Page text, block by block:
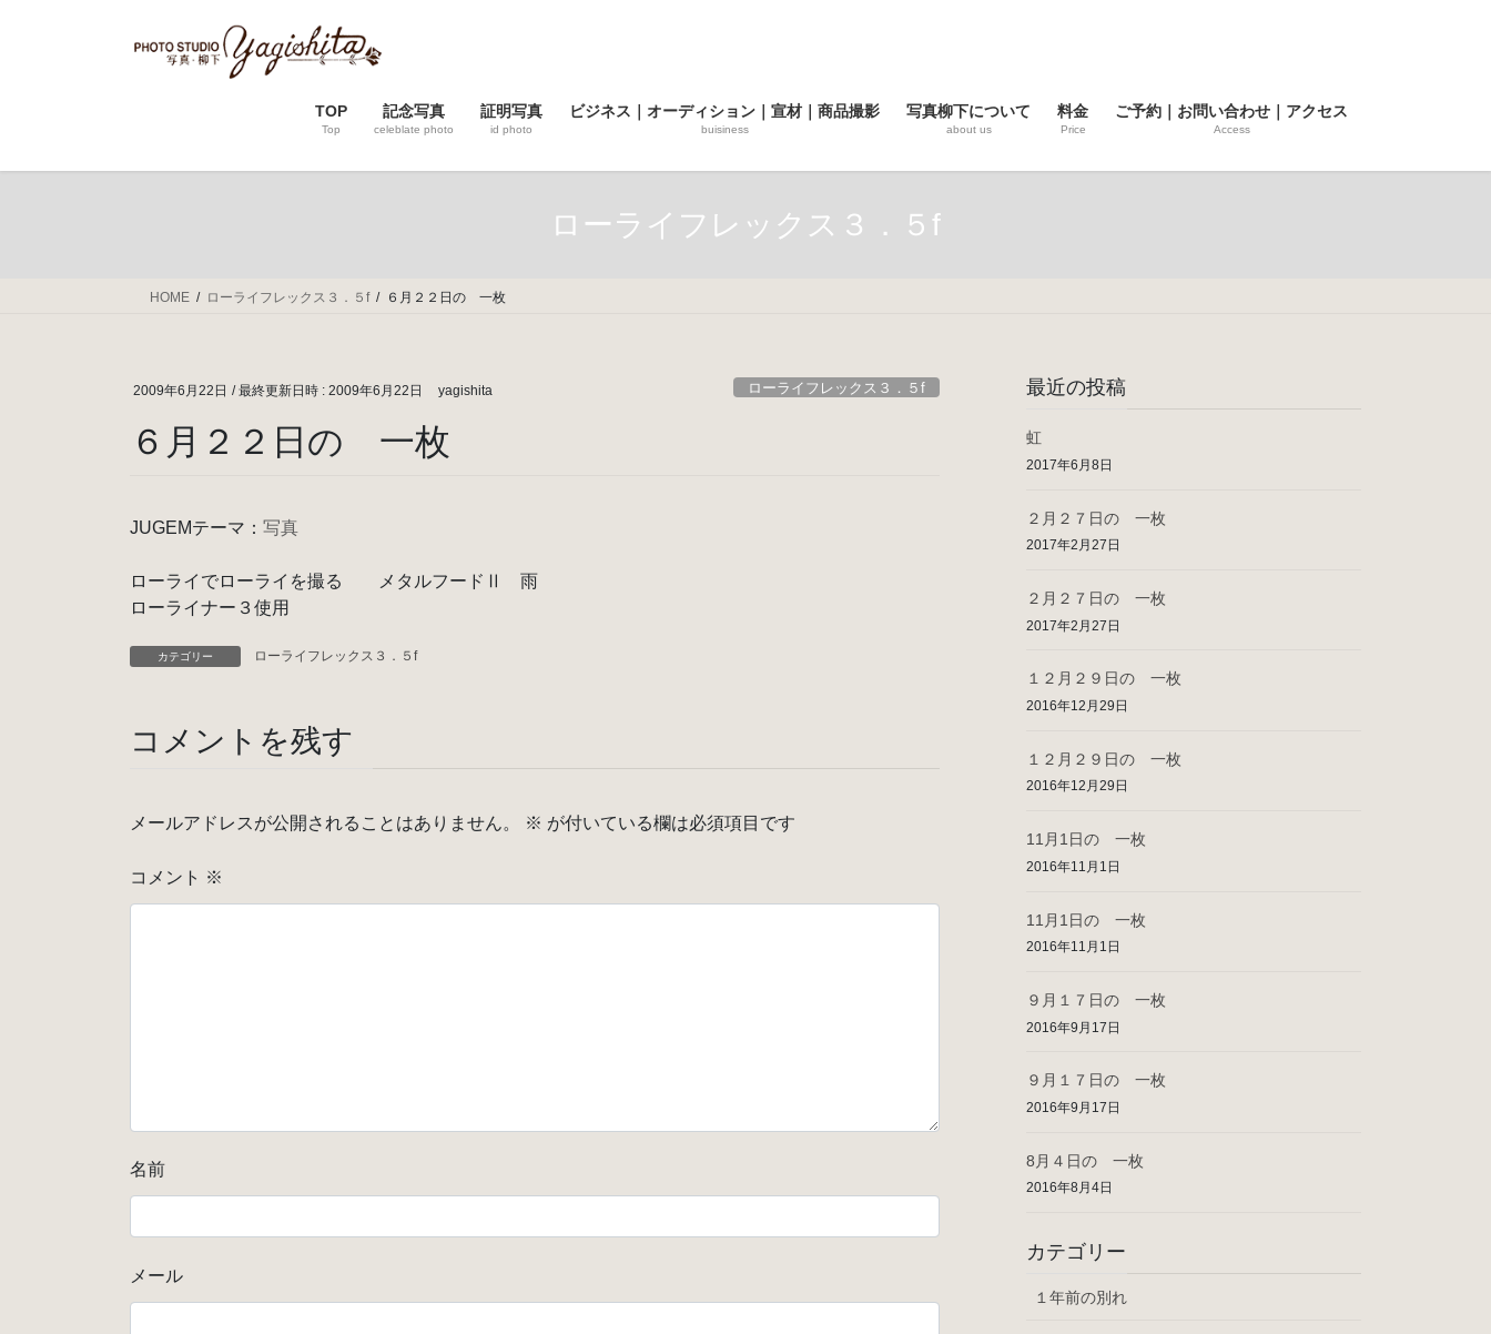
ス
ン
TOP
Top
記念写真
celeblate photo
証明写真
id photo
ビジネス｜オーディション｜宣材｜商品撮影
buisiness
写真柳下について
about us
料金
Price
ご予約｜お問い合わせ｜アクセス
Access
ローライフレックス３．５f
HOME ローライフレックス３．５f ６月２２日の 一枚
2009年6月22日 / 最終更新日時 : 2009年6月22日 yagishita ローライフレックス３．５f
６月２２日の 一枚
JUGEMテーマ： 写真
ローライでローライを撮る メタルフードⅡ 雨
ローライナー３使用
カテゴリー ローライフレックス３．５f
コメントを残す
メールアドレスが公開されることはありません。 ※ が付いている欄は必須項目です
コメント ※
名前
メール
最近の投稿
虹
2017年6月8日
２月２７日の 一枚
2017年2月27日
２月２７日の 一枚
2017年2月27日
１２月２９日の 一枚
2016年12月29日
１２月２９日の 一枚
2016年12月29日
11月1日の 一枚
2016年11月1日
11月1日の 一枚
2016年11月1日
９月１７日の 一枚
2016年9月17日
９月１７日の 一枚
2016年9月17日
8月４日の 一枚
2016年8月4日
カテゴリー
１年前の別れ